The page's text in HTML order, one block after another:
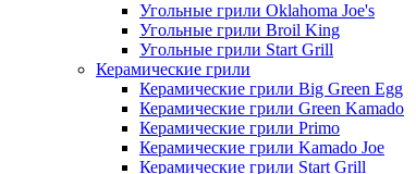
Угольные грили Oklahoma Joe's
Угольные грили Broil King
Угольные грили Start Grill
Керамические грили
Керамические грили Big Green Egg
Керамические грили Green Kamado
Керамические грили Primo
Керамические грили Kamado Joe
Керамические грили Start Grill